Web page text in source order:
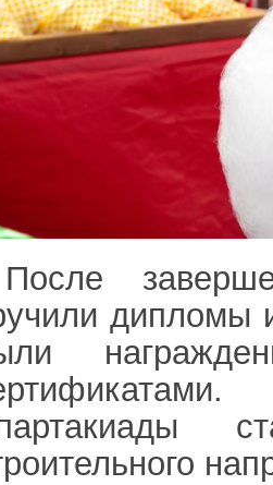
После
дипломы